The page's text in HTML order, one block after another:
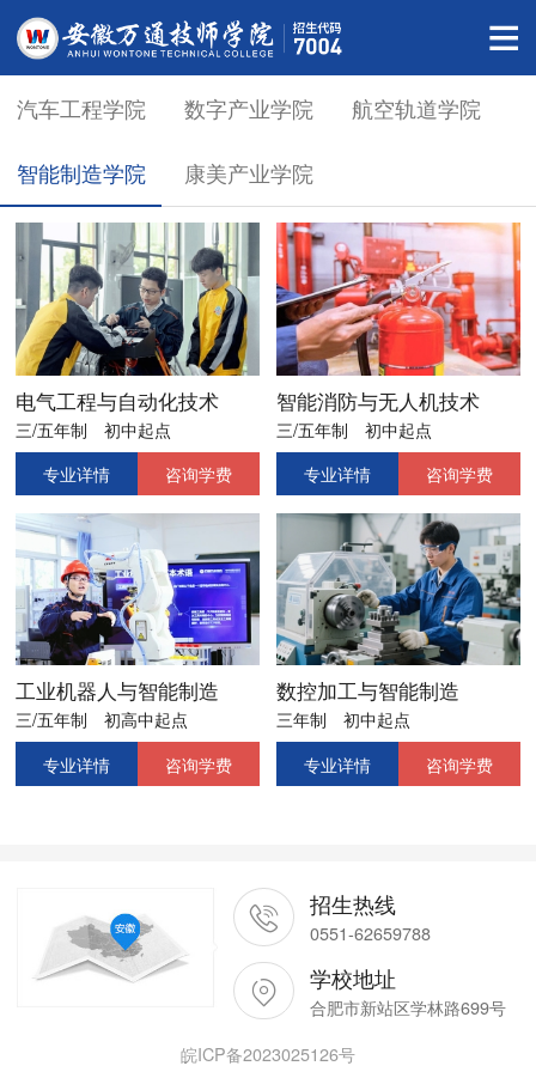
汽车工程学院 数字产业学院 航空轨道学院
智能制造学院 康美产业学院
电气工程与自动化技术
三/五年制
初中起点
专业详情
咨询学费
智能消防与无人机技术
三/五年制
初中起点
专业详情
咨询学费
工业机器人与智能制造
三/五年制
初高中起点
专业详情
咨询学费
数控加工与智能制造
三年制
初中起点
专业详情
咨询学费
招生热线
0551-62659788
学校地址
合肥市新站区学林路699号
皖ICP备2023025126号